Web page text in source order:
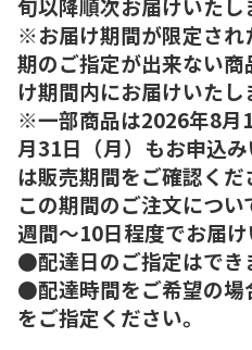
※お届け期間が限定され
期のご指定が出来ない
け期間内にお届けいたし
※一部商品は2026年8月
月31日（月）もお申込
は販売期間をご確認くだ
この期間のご注文につ
週間～10日程度でお届け
●配達日のご指定はでき
●配達時間をご希望の場
をご指定ください。